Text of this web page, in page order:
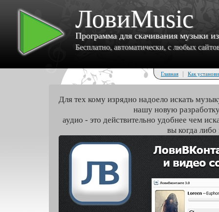
ЛовиMusic
Программа для скачивания музыки
Бесплатно, автоматически, с любых
Главная | Как
Для тех кому изрядно надоело искать
нашу новую
аудио - это действительно удобнее чем
вы когда либо